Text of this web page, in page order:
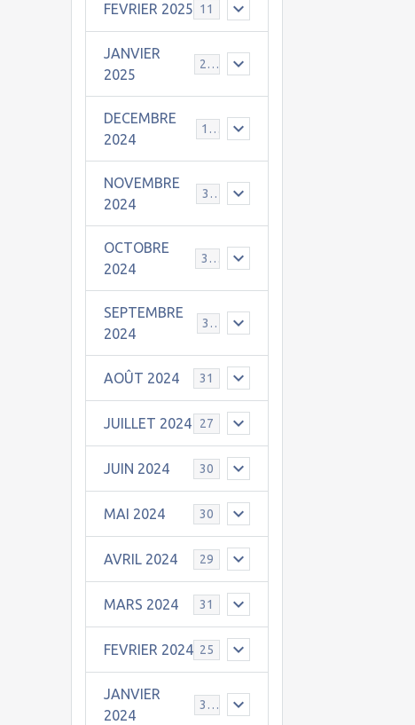
FEVRIER 2025 11
JANVIER
2025
25
DECEMBRE
2024
19
NOVEMBRE
2024
30
OCTOBRE
2024
31
SEPTEMBRE
2024
30
AOÛT 2024 31
JUILLET 2024 27
JUIN 2024 30
MAI 2024 30
AVRIL 2024 29
MARS 2024 31
FEVRIER 2024 25
JANVIER
2024
30